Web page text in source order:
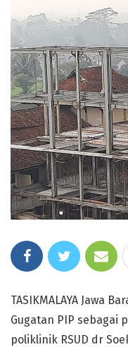
TASIKMALAYA Jawa
Gugatan PIP sebagai
poliklinik RSUD dr